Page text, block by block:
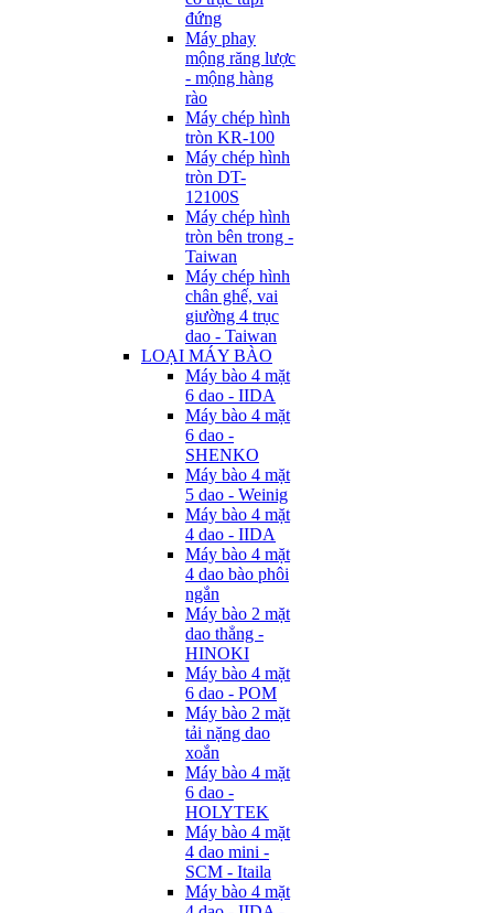
đứng
Máy phay
mộng răng lược
- mộng hàng
rào
Máy chép hình
tròn KR-100
Máy chép hình
tròn DT-
12100S
Máy chép hình
tròn bên trong -
Taiwan
Máy chép hình
chân ghế, vai
giường 4 trục
dao - Taiwan
LOẠI MÁY BÀO
Máy bào 4 mặt
6 dao - IIDA
Máy bào 4 mặt
6 dao -
SHENKO
Máy bào 4 mặt
5 dao - Weinig
Máy bào 4 mặt
4 dao - IIDA
Máy bào 4 mặt
4 dao bào phôi
ngắn
Máy bào 2 mặt
dao thẳng -
HINOKI
Máy bào 4 mặt
6 dao - POM
Máy bào 2 mặt
tải nặng dao
xoắn
Máy bào 4 mặt
6 dao -
HOLYTEK
Máy bào 4 mặt
4 dao mini -
SCM - Itaila
Máy bào 4 mặt